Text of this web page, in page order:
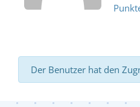
Der Benutzer hat den